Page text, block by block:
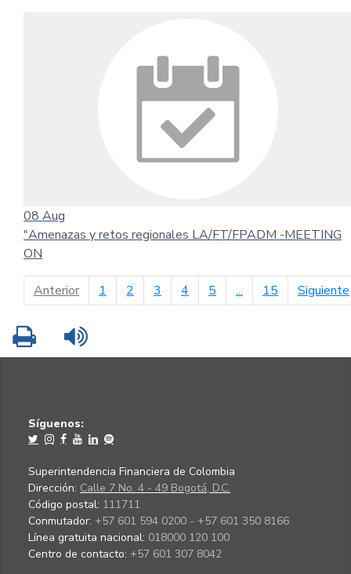
08 Aug
"Amenazas y retos regionales LA/FT/FPADM -MEETING
ON
Anteriorpágina anterior
1 2 3 4 5 ... 15 Siguiente
Imprimir
Síguenos:
Superintendencia Financiera de Colombia
Dirección: Calle 7 No. 4 - 49 Bogotá, D.C.
Código postal: 111711
Conmutador: +57 601 594 0200 - +57 601 350 8166
Línea gratuita nacional: 018000 120 100
Centro de contacto: +57 601 307 8042